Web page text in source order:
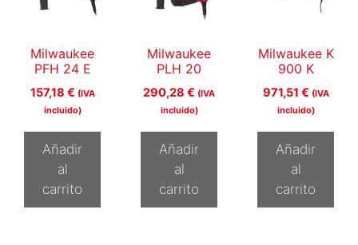
Milwaukee
PFH 24 E
157,18 € (IVA
incluido)
Añadir
al
carrito
Milwaukee
PLH 20
290,28 € (IVA
incluido)
Añadir
al
carrito
Milwaukee K
900 K
971,51 € (IVA
incluido)
Añadir
al
carrito